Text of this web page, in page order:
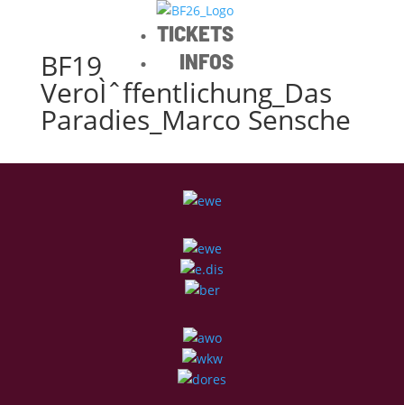
TICKETS
INFOS
BF19
VeroÌˆffentlichung_Das
Paradies_Marco Sensche